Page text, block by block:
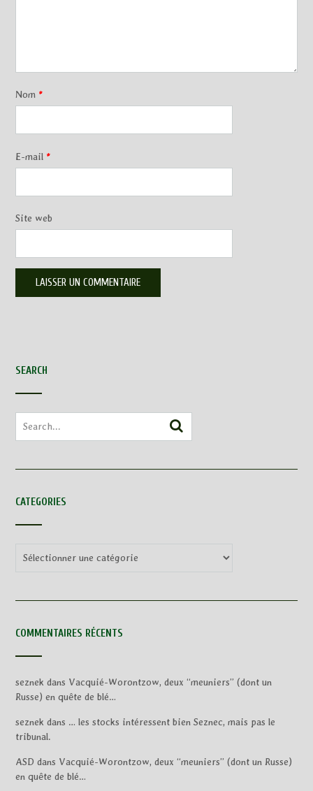
Nom *
E-mail *
Site web
SEARCH
CATEGORIES
COMMENTAIRES RÉCENTS
seznek dans Vacquié-Worontzow, deux “meuniers” (dont un
Russe) en quête de blé…
seznek dans … les stocks intéressent bien Seznec, mais pas le
tribunal.
ASD dans Vacquié-Worontzow, deux “meuniers” (dont un Russe)
en quête de blé…